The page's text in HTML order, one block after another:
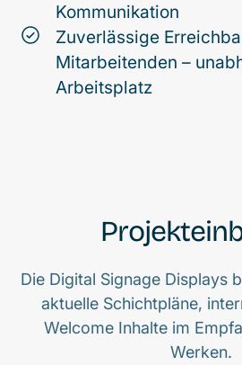
Kommunikation
Zuverlässige
Mitarbeitenden –
Arbeitsplatz
Die Digital Signage Displays
aktuelle Schichtpläne,
Welcome Inhalte im
Werken.